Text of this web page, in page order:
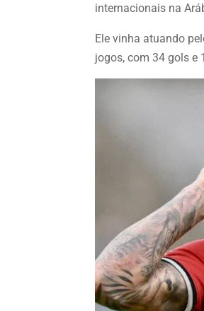
internacionais na
Ele vinha atuando
jogos, com 34 gols e